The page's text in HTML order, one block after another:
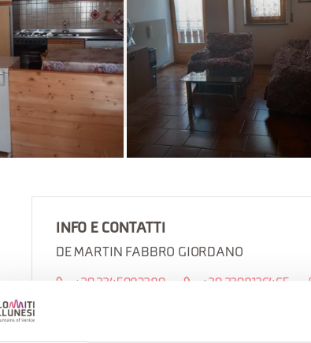
INFO E CONTATTI
DE MARTIN FABBRO GIORDANO
+39 3345982389 +39 3398136465